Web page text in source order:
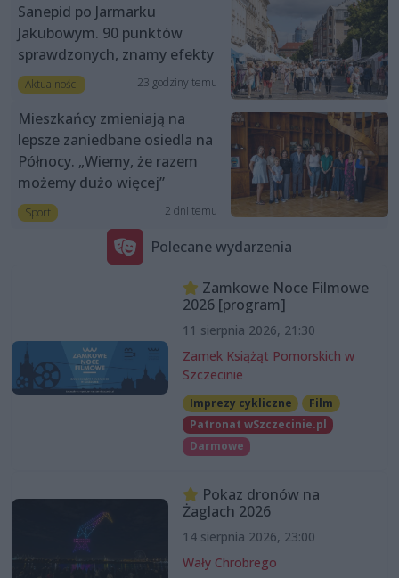
Sanepid po Jarmarku
Jakubowym. 90 punktów
sprawdzonych, znamy efekty
Aktualności 23 godziny temu
Mieszkańcy zmieniają na
lepsze zaniedbane osiedla na
Północy. „Wiemy, że razem
możemy dużo więcej”
Sport 2 dni temu
Polecane wydarzenia
Zamkowe Noce Filmowe
2026 [program]
11 sierpnia 2026, 21:30
Zamek Książąt Pomorskich w
Szczecinie
Imprezy cykliczne
Film
Patronat wSzczecinie.pl
Darmowe
Pokaz dronów na
Żaglach 2026
14 sierpnia 2026, 23:00
Wały Chrobrego